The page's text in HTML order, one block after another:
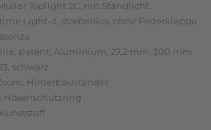
Toplight 2C, mit Standlicht
Light-it, strebenlos, ohne Federklappe
patent, Aluminium, 27,2 mm, 300 mm
schwarz
Hinterbauständer
Hosenschutzring